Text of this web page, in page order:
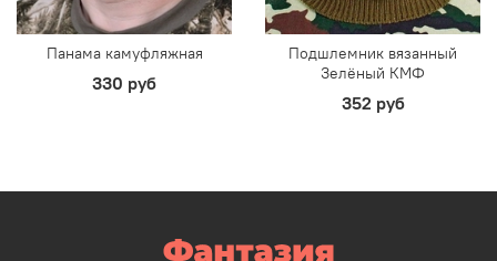
Панама камуфляжная
330 руб
Подшлемник вязанный
Зелёный КМФ
352 руб